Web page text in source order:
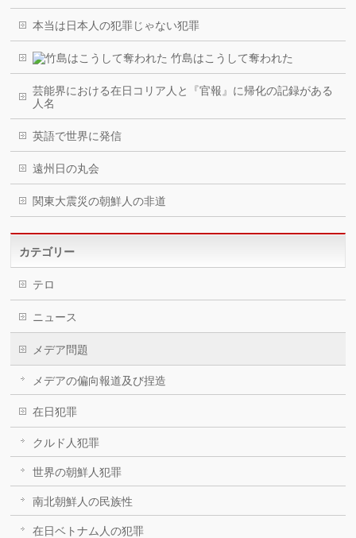
本当は日本人の犯罪じゃない犯罪
竹島はこうして奪われた
芸能界における在日コリア人と『官報』に帰化の記録がある
人名
英語で世界に発信
遠州日の丸会
関東大震災の朝鮮人の非道
カテゴリー
テロ
ニュース
メデア問題
メデアの偏向報道及び捏造
在日犯罪
クルド人犯罪
世界の朝鮮人犯罪
南北朝鮮人の民族性
在日ベトナム人の犯罪